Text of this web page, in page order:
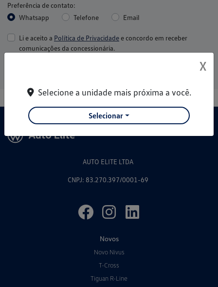
Preferência de contato:
Whatsapp
Telefone Email
Li e aceito a Política de Privacidadee concordo em receber
comunicações da concessionária.
AUTO ELITE LTDA
CNPJ: 83.270.397/0001-69
Novos
Novo Nivus
T-Cross
Tiguan R-Line
X
Selecione a unidade mais próxima a você.
Selecionar